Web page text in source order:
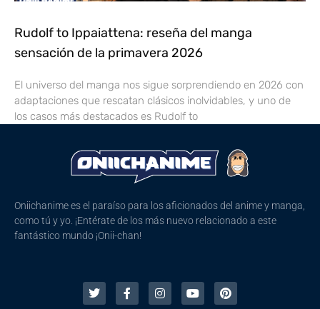
Rudolf to Ippaiattena: reseña del manga
sensación de la primavera 2026
El universo del manga nos sigue sorprendiendo en 2026 con
adaptaciones que rescatan clásicos inolvidables, y uno de
los casos más destacados es Rudolf to
Oniichanime es el paraíso para los aficionados del anime y manga,
como tú y yo. ¡Entérate de los más nuevo relacionado a este
fantástico mundo ¡Onii-chan!